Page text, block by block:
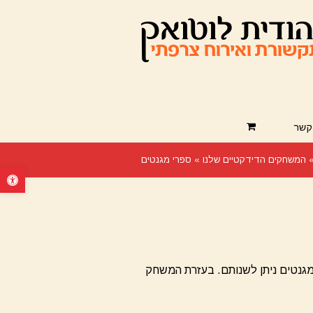
פתח
קשר
» המשחקים הדידקטיים שלנו » ספרי מגנטים
מגנטים ניתן לשנותם. בעזרת המשחק